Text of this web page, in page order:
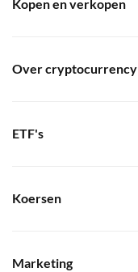
Kopen en verkopen
Over cryptocurrency
ETF's
Koersen
Marketing